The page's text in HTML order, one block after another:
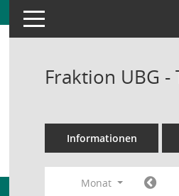
Toggle navigation
Fraktion UBG
Informationen
Monat